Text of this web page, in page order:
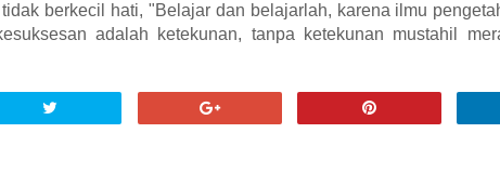
berkecil hati, "Belajar dan belajarlah, karena ilmu
adalah ketekunan, tanpa ketekunan mustahil